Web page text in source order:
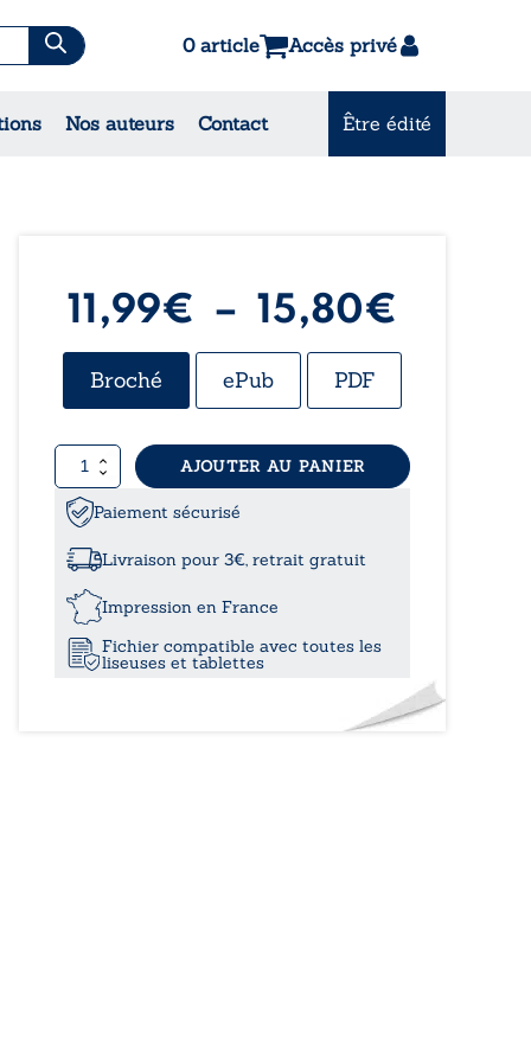
0 article Accès privé
Nos auteurs Contact Être édité
& Contes
11,99€ – 15,80€
de
11,99€
Broché ePub PDF
quantité
de
Arfax
Huis
clos
spatial
AJOUTER AU PANIER
Paiement sécurisé
Livraison pour 3€, retrait gratuit
Impression en France
Fichier compatible avec toutes les
liseuses et tablettes